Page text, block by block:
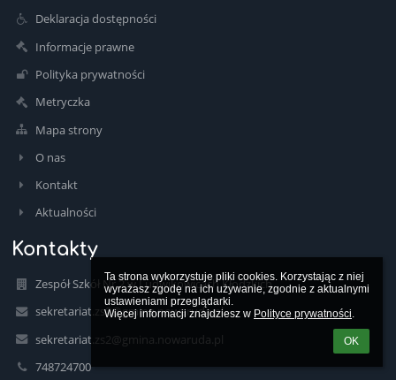
Ta strona wykorzystuje pliki cookies. Korzystając z niej
wyrażasz zgodę na ich używanie, zgodnie z aktualnymi
ustawieniami przeglądarki.
Więcej informacji znajdziesz w Polityce prywatności.
OK
Deklaracja dostępności
Informacje prawne
Polityka prywatności
Metryczka
Mapa strony
O nas
Kontakt
Aktualności
Kontakty
Zespół Szkół Nr 2 w Ludwikowicach Kłodzkich
sekretariat.zs2@gmina.nowaruda.pl
sekretariat.zs2@gmina.nowaruda.pl
748724700